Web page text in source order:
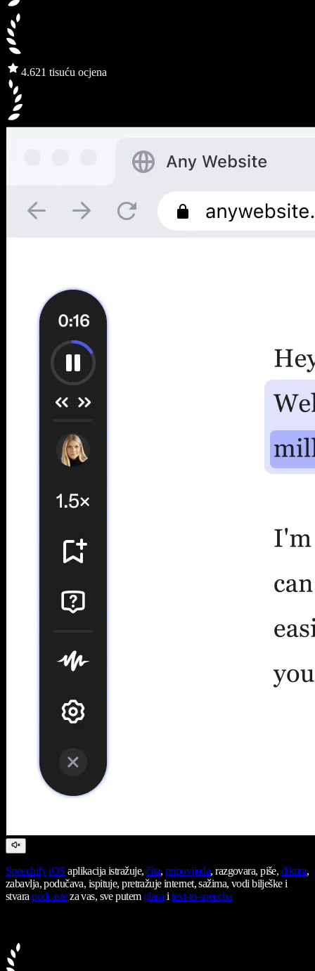
4.621 tisuću ocjena
Speechify iOS aplikacija istražuje, čita, pripovijeda, razgovara, piše, diktira,
zabavlja, podučava, ispituje, pretražuje internet, sažima, vodi bilješke i
stvarapodcasteza vas, sve putem glasaitext-to-speecha